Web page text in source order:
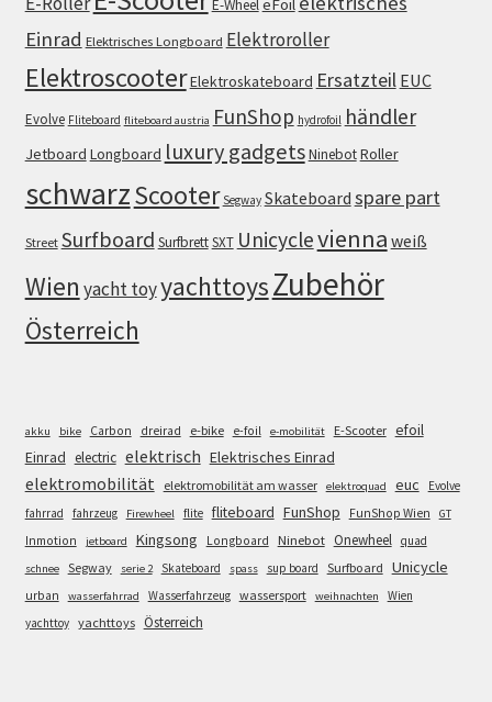
E-WheeleFoil
Einrad Elektrisches Longboard Elektroroller
ElektroscooterElektroskateboard Ersatzteil EUC
Evolve Fliteboard fliteboard austria FunShop hydrofoil händler
Jetboard Longboard luxury gadgetsNinebotRoller
schwarzScooter Segway Skateboard spare part
Street Surfboard SurfbrettSXT Unicyclevienna weiß
Wien yacht toyyachttoysZubehör
Österreich
akku bike Carbon dreirad e-bike e-foil e-mobilität E-Scooter efoil
Einrad electric elektrisch Elektrisches Einrad
elektromobilität elektromobilität am wasser elektroquad euc
Evolve
fahrrad
fahrzeug Firewheel flite fliteboard FunShop FunShop Wien GT
Inmotion jetboard Kingsong Longboard Ninebot Onewheel quad
schnee Segway serie 2 Skateboard spass sup board Surfboard Unicycle
urban wasserfahrrad Wasserfahrzeug wassersport weihnachten
Wien
yachttoy yachttoys Österreich